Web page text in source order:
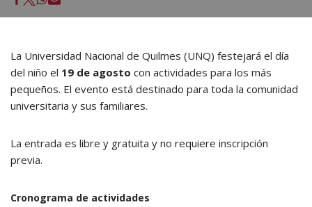
La Universidad Nacional de Quilmes (UNQ) festejará el día
del niño el 19 de agosto con actividades para los más
pequeños. El evento está destinado para toda la comunidad
universitaria y sus familiares.
La entrada es libre y gratuita y no requiere inscripción
previa.
Cronograma de actividades